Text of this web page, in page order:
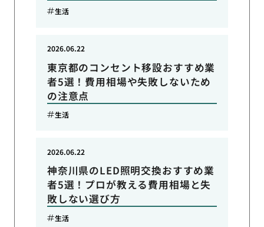
生活
東京都のコンセント移設おすすめ業
者5選！費用相場や失敗しないため
の注意点
2026.06.22
生活
神奈川県のLED照明交換おすすめ業
者5選！プロが教える費用相場と失
敗しない選び方
2026.06.22
生活